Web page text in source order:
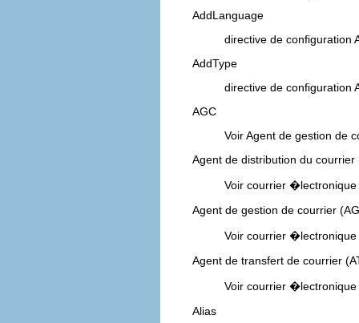
AddLanguage
directive de configuration
AddType
directive de configuration
AGC
Voir Agent de gestion de
Agent de distribution du courrier
Voir courrier �lectronique
Agent de gestion de courrier
Voir courrier �lectronique
Agent de transfert de courrier
Voir courrier �lectronique
Alias